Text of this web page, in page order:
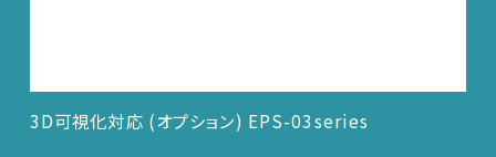
3D可視化対応 (オプション) EPS-03series